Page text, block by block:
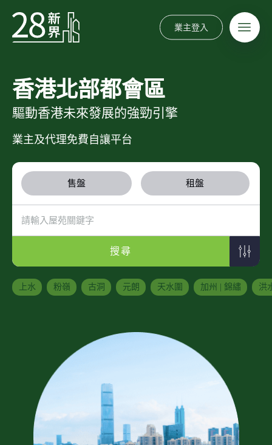
業主登入
香港北部都會區
驅動香港未來發展的強勁引擎
業主及代理免費自讓平台
售盤 租盤
搜尋
上水 粉嶺 古洞 元朗 天水圍 加州 | 錦繡 洪